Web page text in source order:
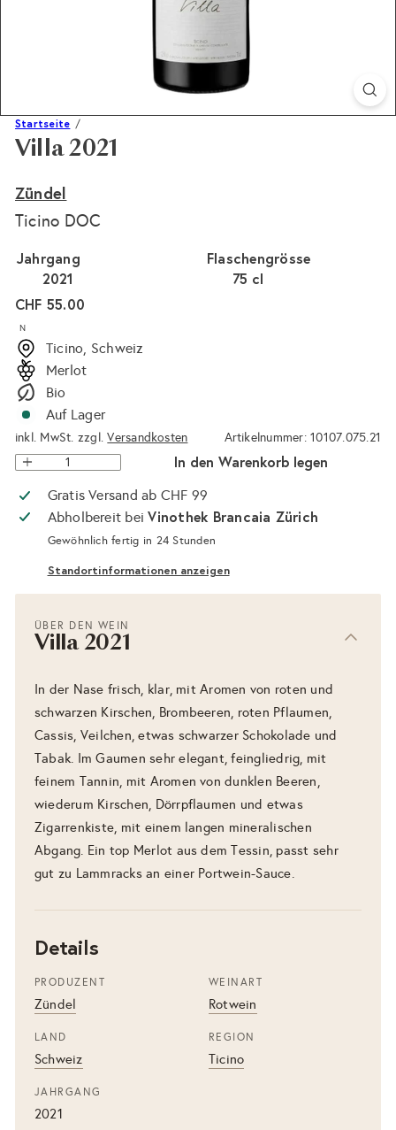
Startseite
Villa 2021
Zündel
Ticino DOC
Flaschengrösse
75 cl
Jahrgang
2021
Normaler
Preis
CHF 55.00
N
Ticino, Schweiz
Merlot
Bio
Auf Lager
inkl. MwSt. zzgl.Versandkosten Artikelnummer: 10107.075.21
In den Warenkorb legen
Gratis Versand ab CHF 99
Abholbereit beiVinothek Brancaia Zürich
Gewöhnlich fertig in 24 Stunden
Standortinformationen anzeigen
ÜBER DEN WEIN
Villa 2021
In der Nase frisch, klar, mit Aromen von roten und
schwarzen Kirschen, Brombeeren, roten Pflaumen,
Cassis, Veilchen, etwas schwarzer Schokolade und
Tabak. Im Gaumen sehr elegant, feingliedrig, mit
feinem Tannin, mit Aromen von dunklen Beeren,
wiederum Kirschen, Dörrpflaumen und etwas
Zigarrenkiste, mit einem langen mineralischen
Abgang. Ein top Merlot aus dem Tessin, passt sehr
gut zu Lammracks an einer Portwein-Sauce.
Details
PRODUZENT
Zündel
WEINART
Rotwein
LAND
Schweiz
REGION
Ticino
JAHRGANG
2021